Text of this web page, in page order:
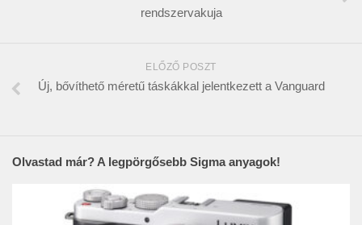
rendszervakuja
ELŐZŐ POSZT
Új, bővíthető méretű táskákkal jelentkezett a Vanguard
Olvastad már? A legpörgősebb Sigma anyagok!